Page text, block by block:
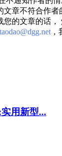
文章不符合作者
您的文章的话，
用新型...